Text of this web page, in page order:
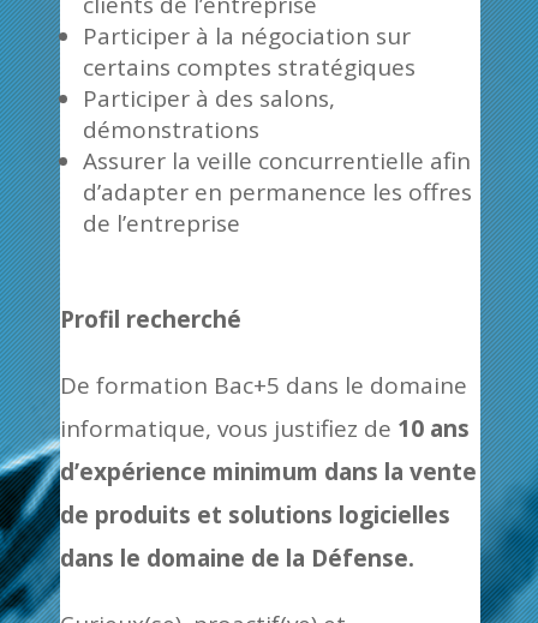
Participer à la négociation sur
certains comptes stratégiques
Participer à des salons,
démonstrations
Assurer la veille concurrentielle afin
d’adapter en permanence les offres
de l’entreprise
Profil recherché
De formation Bac+5 dans le domaine
informatique, vous justifiez de 10 ans
d’expérience minimum dans la vente
de produits et solutions logicielles
dans le domaine de la Défense.